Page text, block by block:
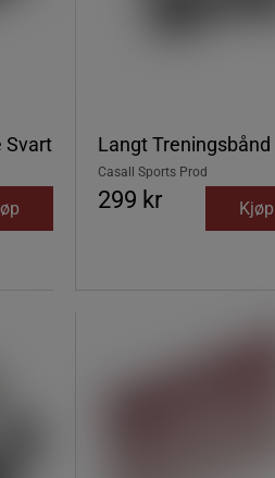
Svart Langt Treningsbånd
Casall Sports Prod
299 kr Kjøp